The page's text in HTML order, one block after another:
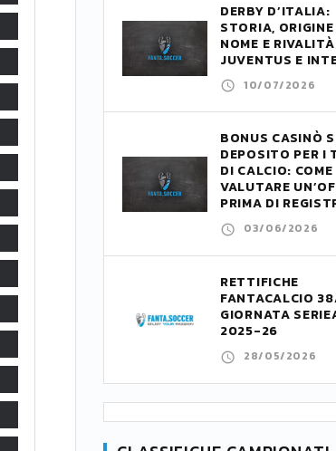
DERBY D’ITALIA:
STORIA,
NOME E
JUVENTUS E
10/07/2026
BONUS CASINÒ
DEPOSITO PER I
DI CALCIO: COME
VALUTARE
PRIMA DI
03/06/2026
RETTIFICHE
FANTACALCIO
GIORNATA
2025-26
28/05/2026